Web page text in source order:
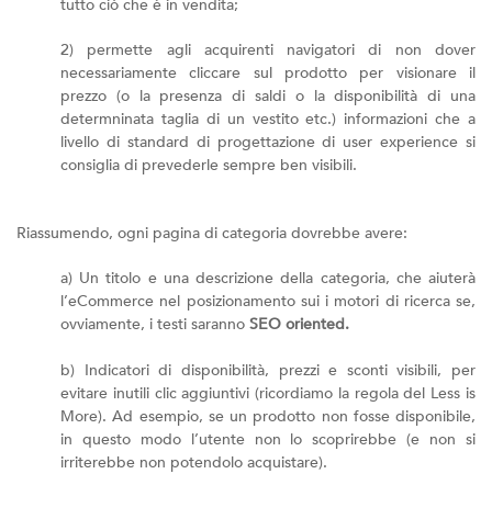
tutto ciò che è in vendita;
2) permette agli acquirenti navigatori di non dover
necessariamente cliccare sul prodotto per visionare il
prezzo (o la presenza di saldi o la disponibilità di una
determninata taglia di un vestito etc.) informazioni che a
livello di standard di progettazione di user experience si
consiglia di prevederle sempre ben visibili.
Riassumendo, ogni pagina di categoria dovrebbe avere:
a) Un titolo e una descrizione della categoria, che aiuterà
l’eCommerce nel posizionamento sui i motori di ricerca se,
ovviamente, i testi saranno SEO oriented.
b) Indicatori di disponibilità, prezzi e sconti visibili, per
evitare inutili clic aggiuntivi (ricordiamo la regola del Less is
More). Ad esempio, se un prodotto non fosse disponibile,
in questo modo l’utente non lo scoprirebbe (e non si
irriterebbe non potendolo acquistare).